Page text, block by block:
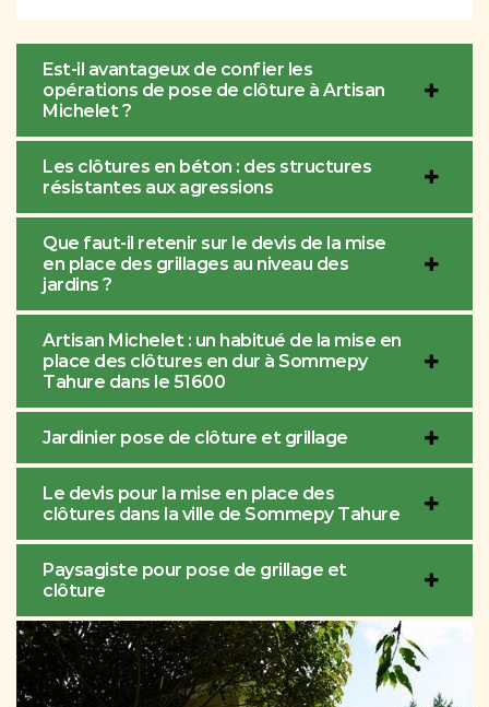
Est-il avantageux de confier les
opérations de pose de clôture à Artisan
Michelet ?
Les clôtures en béton : des structures
résistantes aux agressions
Que faut-il retenir sur le devis de la mise
en place des grillages au niveau des
jardins ?
Artisan Michelet : un habitué de la mise en
place des clôtures en dur à Sommepy
Tahure dans le 51600
Jardinier pose de clôture et grillage
Le devis pour la mise en place des
clôtures dans la ville de Sommepy Tahure
Paysagiste pour pose de grillage et
clôture